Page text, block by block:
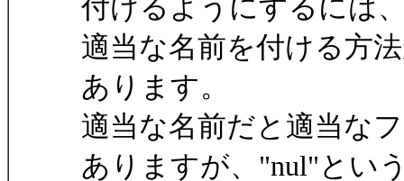
付けるようにするには
適当な名前を付ける方
あります。
適当な名前だと適当な
ありますが、"nul"とい